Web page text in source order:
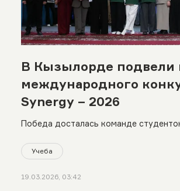
В Кызылорде подвели
международного
Synergy – 2026
Победа досталась команде
Учеба
19.03.2026, 03:42